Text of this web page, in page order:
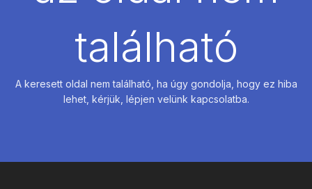
található
A keresett oldal nem található, ha úgy gondolja, hogy ez hiba
lehet, kérjük, lépjen velünk kapcsolatba.